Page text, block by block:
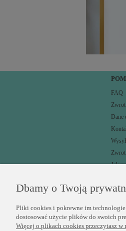
FAQ
Zwrot
Jak
Dbamy o Twoją
Pliki cookies i pokrewne im
dostosować użycie plików do swoich
Więcej o plikach cookies przeczytasz w